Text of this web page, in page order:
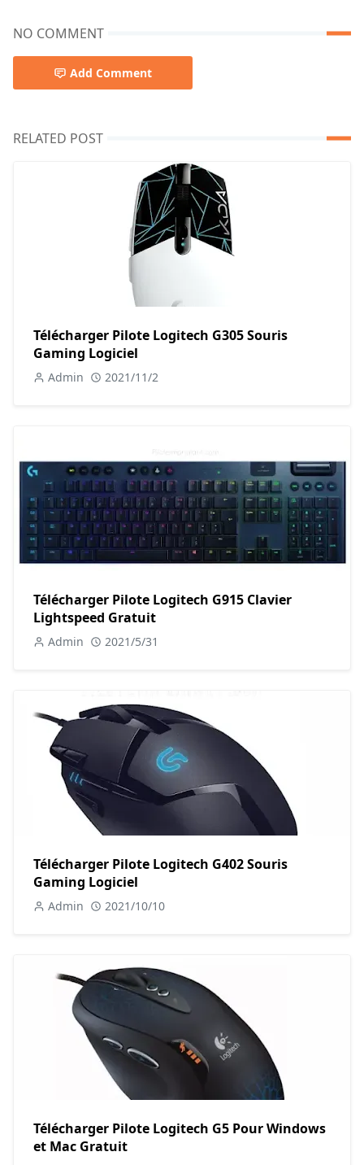
NO COMMENT
Add Comment
RELATED POST
Télécharger Pilote Logitech G305 Souris
Gaming Logiciel
Admin 2021/11/2
Télécharger Pilote Logitech G915 Clavier
Lightspeed Gratuit
Admin 2021/5/31
Télécharger Pilote Logitech G402 Souris
Gaming Logiciel
Admin 2021/10/10
Télécharger Pilote Logitech G5 Pour Windows
et Mac Gratuit